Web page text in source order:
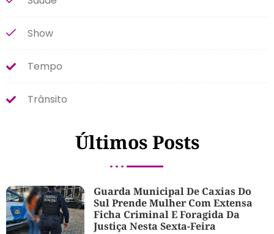
Show
Tempo
Trânsito
Últimos Posts
Guarda Municipal De Caxias Do
Sul Prende Mulher Com Extensa
Ficha Criminal E Foragida Da
Justiça Nesta Sexta-Feira